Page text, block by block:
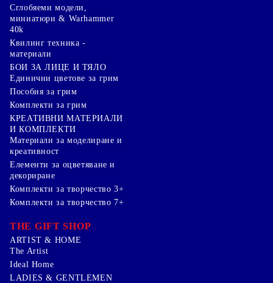
Сглобяеми модели,
миниатюри & Warhammer
40k
Квилинг техника -
материали
БОИ ЗА ЛИЦЕ И ТЯЛО
Единични цветове за грим
Пособия за грим
Комплекти за грим
КРЕАТИВНИ МАТЕРИАЛИ
И КОМПЛЕКТИ
Mатериали за моделиране и
креативност
Елементи за оцветяване и
декориране
Комплекти за творчество 3+
Комплекти за творчество 7+
THE GIFT SHOP
ARTIST & HOME
The Artist
Ideal Home
LADIES & GENTLEMEN